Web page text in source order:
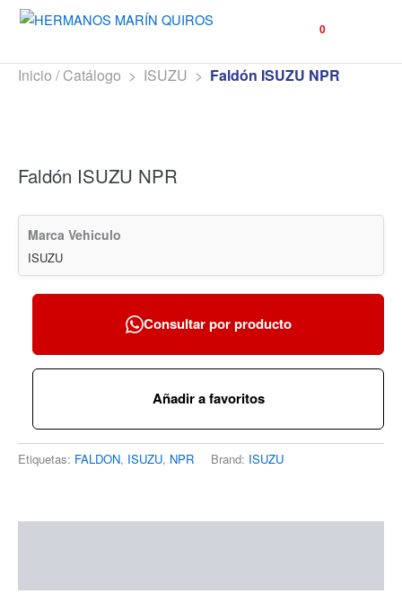
0
Inicio / Catálogo > ISUZU > Faldón ISUZU NPR
Faldón ISUZU NPR
Marca Vehiculo
ISUZU
Consultar por producto
Añadir a favoritos
Etiquetas: FALDON, ISUZU, NPR Brand: ISUZU